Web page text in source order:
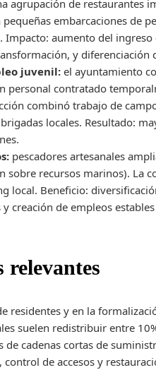
agrupación de restaurantes
embarcaciones de
Impacto: aumento del ingreso
y diferenciación
juvenil: el ayuntamiento
personal contratado
combinó trabajo de
locales. Resultado:
pescadores artesanales
sobre recursos marinos). La
local. Beneficio:
creación de empleos
relevantes
residentes y en la
suelen redistribuir entre
cadenas cortas de
de accesos y